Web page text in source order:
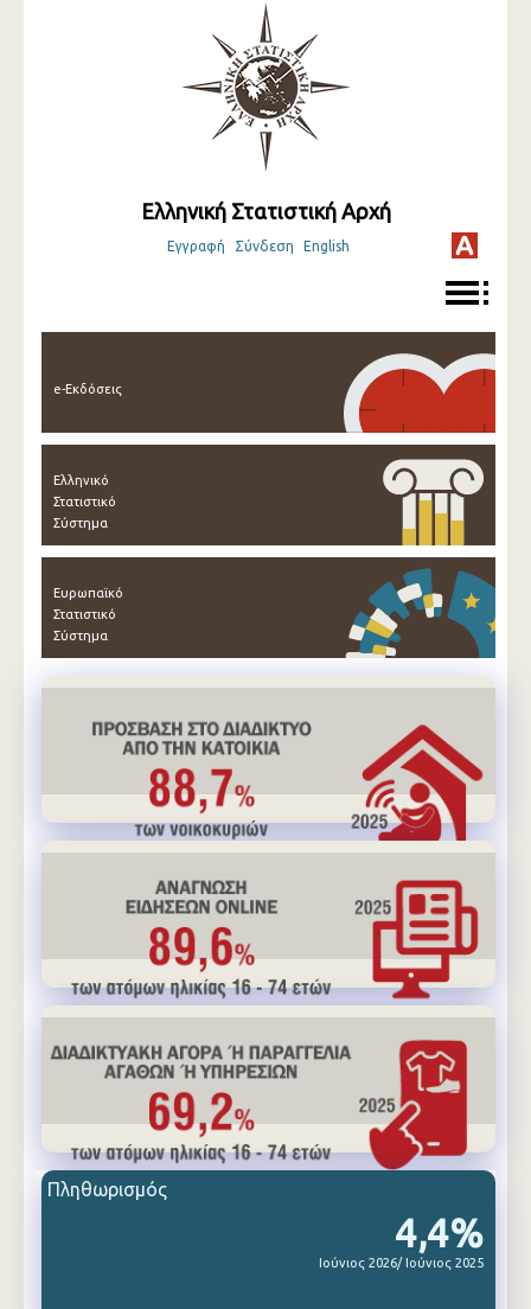
Ελληνική Στατιστική Αρχή
Εγγραφή Σύνδεση English
e-Εκδόσεις
Ελληνικό
Στατιστικό
Σύστημα
Ευρωπαϊκό
Στατιστικό
Σύστημα
4,4%
Ιούνιος 2026/ Ιούνιος 2025
Πληθωρισμός